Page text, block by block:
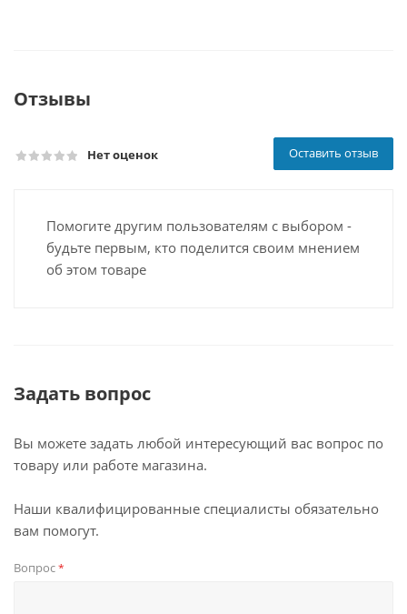
Отзывы
Нет оценок Оставить отзыв
Помогите другим пользователям с выбором -
будьте первым, кто поделится своим мнением
об этом товаре
Задать вопрос
Вы можете задать любой интересующий вас вопрос по
товару или работе магазина.
Наши квалифицированные специалисты обязательно
вам помогут.
Вопрос*